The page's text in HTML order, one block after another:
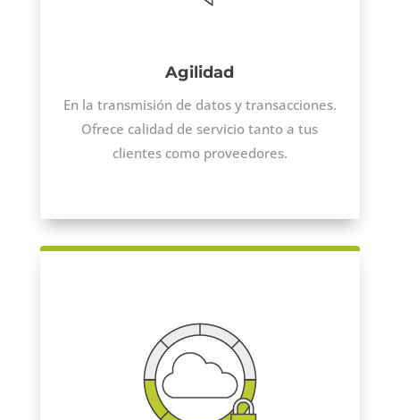
Agilidad
En la transmisión de datos y transacciones.
Ofrece calidad de servicio tanto a tus
clientes como proveedores.